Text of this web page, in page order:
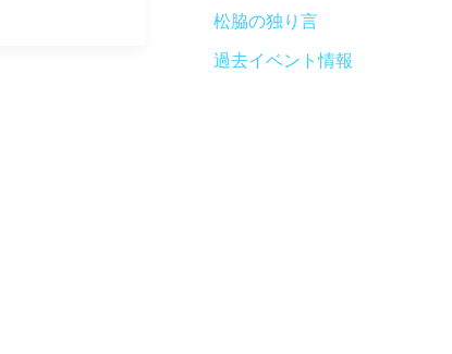
松脇の独り言
過去イベント情報